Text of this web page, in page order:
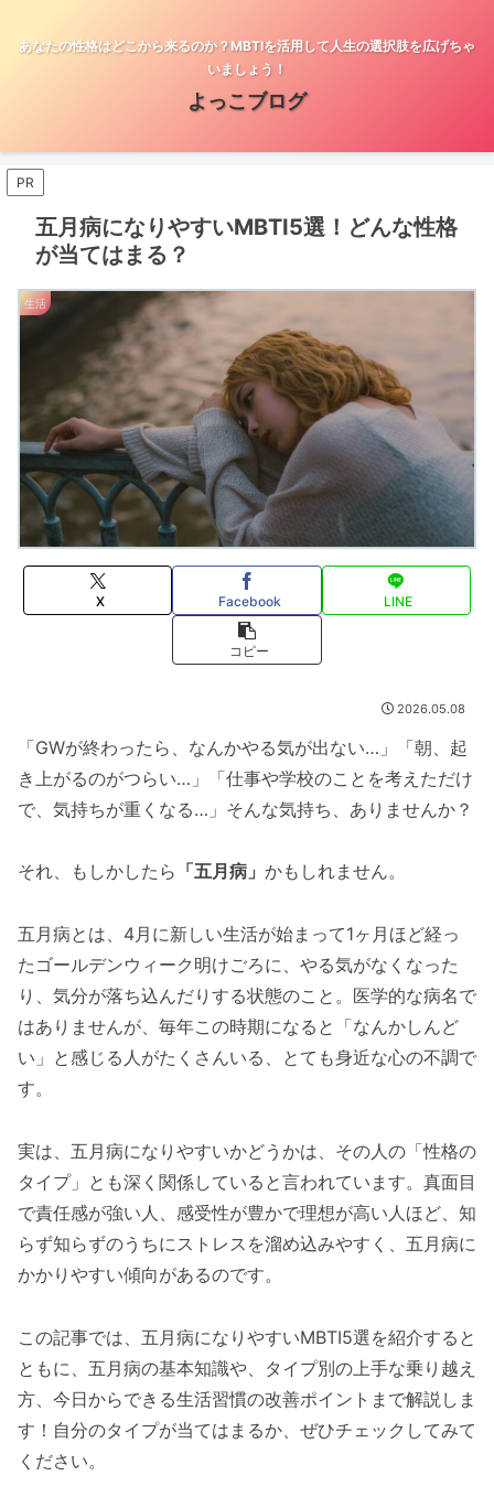
あなたの性格はどこから来るのか？MBTIを活用して人生の選択肢を広げちゃ
いましょう！
よっこブログ
PR
五月病になりやすいMBTI5選！どんな性格
が当てはまる？
生活
X Facebook LINE
コピー
2026.05.08
「GWが終わったら、なんかやる気が出ない…」「朝、起
き上がるのがつらい…」「仕事や学校のことを考えただけ
で、気持ちが重くなる…」そんな気持ち、ありませんか？
それ、もしかしたら 「五月病」 かもしれません。
五月病とは、4月に新しい生活が始まって1ヶ月ほど経っ
たゴールデンウィーク明けごろに、やる気がなくなった
り、気分が落ち込んだりする状態のこと。医学的な病名で
はありませんが、毎年この時期になると「なんかしんど
い」と感じる人がたくさんいる、とても身近な心の不調で
す。
実は、五月病になりやすいかどうかは、その人の「性格の
タイプ」とも深く関係していると言われています。真面目
で責任感が強い人、感受性が豊かで理想が高い人ほど、知
らず知らずのうちにストレスを溜め込みやすく、五月病に
かかりやすい傾向があるのです。
この記事では、五月病になりやすいMBTI5選を紹介すると
ともに、五月病の基本知識や、タイプ別の上手な乗り越え
方、今日からできる生活習慣の改善ポイントまで解説しま
す！自分のタイプが当てはまるか、ぜひチェックしてみて
ください。